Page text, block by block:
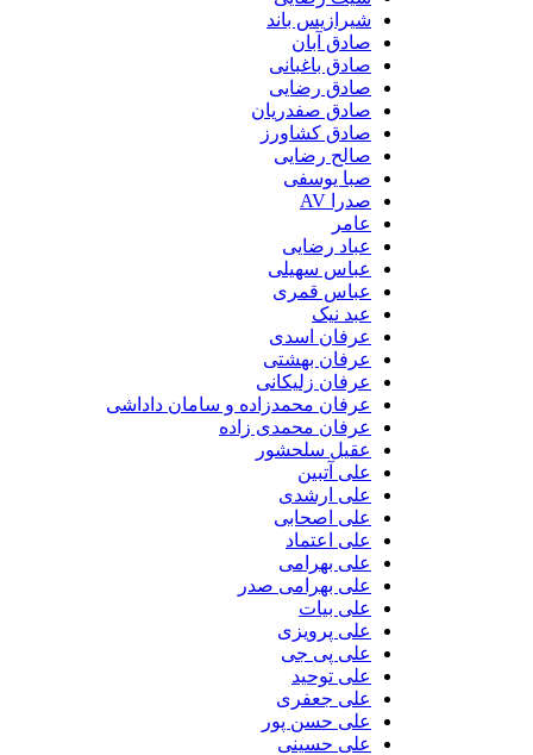
شیرازیس باند
صادق آبان
صادق باغبانی
صادق رضایی
صادق صفدریان
صادق کشاورز
صالح رضایی
صبا یوسفی
صدرا AV
عامر
عباد رضایی
عباس سهیلی
عباس قمری
عبد نیک
عرفان اسدی
عرفان بهشتی
عرفان زلیکانی
عرفان محمدزاده و سامان داداشی
عرفان محمدی زاده
عقیل سلحشور
علی آتبین
علی ارشدی
علی اصحابی
علی اعتماد
علی بهرامی
علی بهرامی صدر
علی بیات
علی پرویزی
علی پی جی
علی توحید
علی جعفری
علی حسن پور
علی حسینی